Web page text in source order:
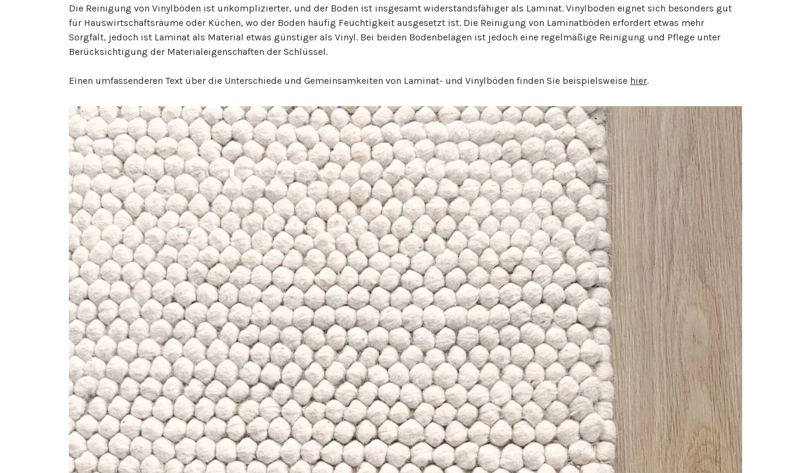
Die Reinigung von Vinylböden ist unkomplizierter, und der Boden ist insgesamt widerstandsfähiger als Laminat. Vinylboden eignet sich besonders gut
für Hauswirtschaftsräume oder Küchen, wo der Boden häufig Feuchtigkeit ausgesetzt ist. Die Reinigung von Laminatböden erfordert etwas mehr
Sorgfalt, jedoch ist Laminat als Material etwas günstiger als Vinyl. Bei beiden Bodenbelägen ist jedoch eine regelmäßige Reinigung und Pflege unter
Berücksichtigung der Materialeigenschaften der Schlüssel.
Einen umfassenderen Text über die Unterschiede und Gemeinsamkeiten von Laminat- und Vinylböden finden Sie beispielsweise hier.